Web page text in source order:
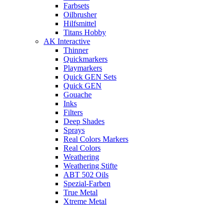
Farbsets
Oilbrusher
Hilfsmittel
Titans Hobby
AK Interactive
Thinner
Quickmarkers
Playmarkers
Quick GEN Sets
Quick GEN
Gouache
Inks
Filters
Deep Shades
Sprays
Real Colors Markers
Real Colors
Weathering
Weathering Stifte
ABT 502 Oils
Spezial-Farben
True Metal
Xtreme Metal